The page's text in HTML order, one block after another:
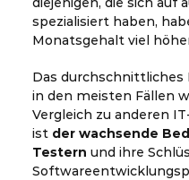
spezialisiert haben,
Monatsgehalt viel
Das durchschnittliches
in den meisten Fällen
Vergleich zu anderen
ist der wachsende
Testern und ihre